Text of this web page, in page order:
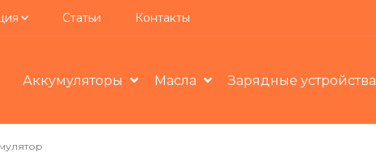
Статьи Контакты
Аккумуляторы
Масла Зарядные устройства